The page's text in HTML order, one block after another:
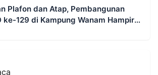
Plafon dan Atap, Pembangunan
ke-129 di Kampung Wanam Hampir